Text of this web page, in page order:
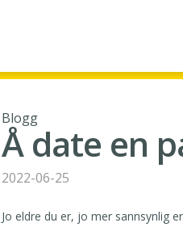
Blogg
Å date en
2022-06-25
Jo eldre du er, jo mer sannsynlig